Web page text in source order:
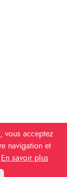
vous acceptez
navigation et
En savoir plus